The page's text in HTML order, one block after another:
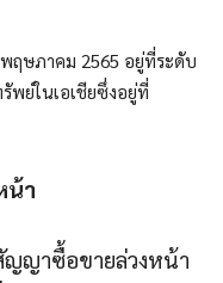
ฤษภาคม 2565 อยู่ที่ระดับ
พย์ในเอเชียซึ่งอยู่ที่
น้า
ญาซื้อขายล่วงหน้า